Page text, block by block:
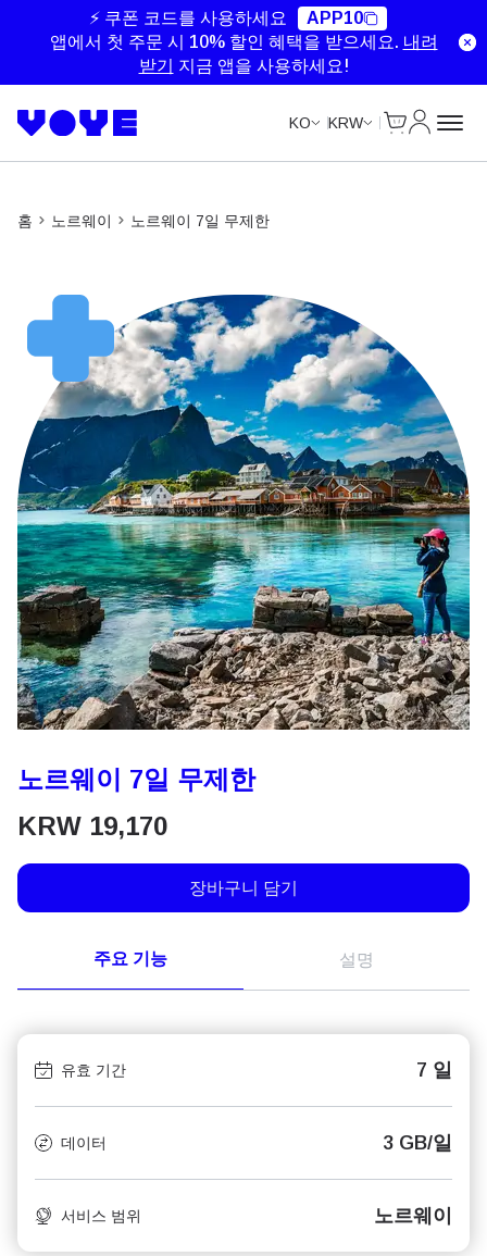
⚡ 쿠폰 코드를 사용하세요
APP10
앱에서 첫 주문 시 10% 할인 혜택을 받으세요. 내려
받기
지금 앱을 사용하세요!
KO KRW
홈 노르웨이 노르웨이 7일 무제한
노르웨이 7일 무제한
KRW 19,170
장바구니 담기
주요 기능 설명
유효 기간 7 일
데이터 3 GB/일
서비스 범위 노르웨이
Unlimited Data
Unlimited Data
Unlimited Data
Unlimited Data